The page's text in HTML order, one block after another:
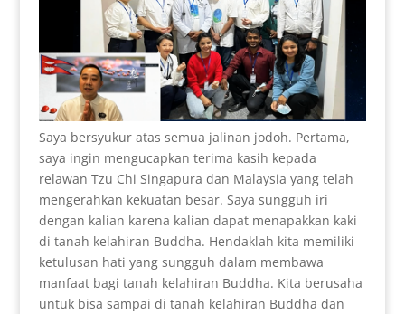
Saya bersyukur atas semua jalinan jodoh. Pertama,
saya ingin mengucapkan terima kasih kepada
relawan Tzu Chi Singapura dan Malaysia yang telah
mengerahkan kekuatan besar. Saya sungguh iri
dengan kalian karena kalian dapat menapakkan kaki
di tanah kelahiran Buddha. Hendaklah kita memiliki
ketulusan hati yang sungguh dalam membawa
manfaat bagi tanah kelahiran Buddha. Kita berusaha
untuk bisa sampai di tanah kelahiran Buddha dan